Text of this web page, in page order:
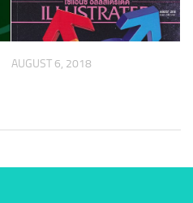
AUGUST 6, 2018